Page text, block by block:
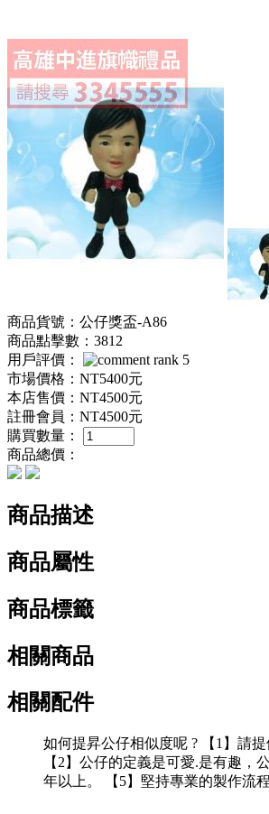
商品貨號：公仔獎盃-A86
商品點擊數：3812
用戶評價：
市場價格： NT5400元
本店售價： NT4500元
註冊會員： NT4500元
購買數量：
商品總價：
商品描述
商品屬性
商品標籤
相關商品
相關配件
如何提昇公仔相似度呢 ? 【1】請
【2】公仔的定義是可愛.是有趣，
年以上。 【5】堅持專業的製作